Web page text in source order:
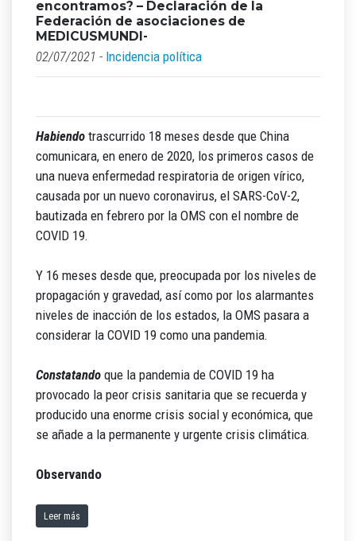
encontramos? – Declaración de la
Federación de asociaciones de
MEDICUSMUNDI-
02/07/2021 - Incidencia política
Habiendo trascurrido 18 meses desde que China
comunicara, en enero de 2020, los primeros casos de
una nueva enfermedad respiratoria de origen vírico,
causada por un nuevo coronavirus, el SARS-CoV-2,
bautizada en febrero por la OMS con el nombre de
COVID 19.
Y 16 meses desde que, preocupada por los niveles de
propagación y gravedad, así como por los alarmantes
niveles de inacción de los estados, la OMS pasara a
considerar la COVID 19 como una pandemia.
Constatando que la pandemia de COVID 19 ha
provocado la peor crisis sanitaria que se recuerda y
producido una enorme crisis social y económica, que
se añade a la permanente y urgente crisis climática.
Observando
Leer más